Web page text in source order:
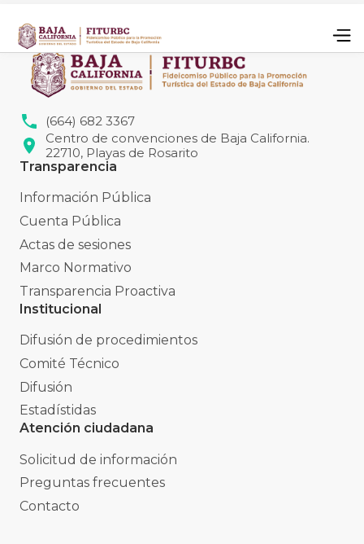
(664) 682 3367
Centro de convenciones de Baja California.
22710, Playas de Rosarito
Transparencia
Información Pública
Cuenta Pública
Actas de sesiones
Marco Normativo
Transparencia Proactiva
Institucional
Difusión de procedimientos
Comité Técnico
Difusión
Estadístidas
Atención ciudadana
Solicitud de información
Preguntas frecuentes
Contacto